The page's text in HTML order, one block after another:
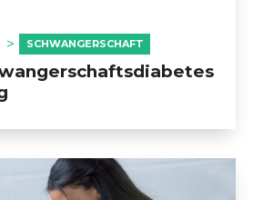
SCHWANGERSCHAFT